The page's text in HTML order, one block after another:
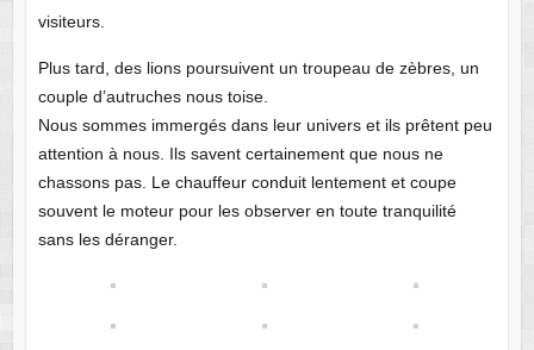
visiteurs.
Plus tard, des lions poursuivent un troupeau de zèbres, un
couple d’autruches nous toise.
Nous sommes immergés dans leur univers et ils prêtent peu
attention à nous. Ils savent certainement que nous ne
chassons pas. Le chauffeur conduit lentement et coupe
souvent le moteur pour les observer en toute tranquilité
sans les déranger.